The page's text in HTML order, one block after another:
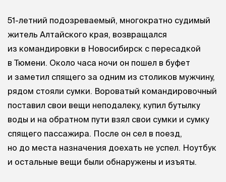
51-летний подозреваемый, многократно судимый
житель Алтайского края, возвращался
из командировки в Новосибирск с пересадкой
в Тюмени. Около часа ночи он пошел в буфет
и заметил спящего за одним из столиков мужчину,
рядом стояли сумки. Вороватый командировочный
поставил свои вещи неподалеку, купил бутылку
воды и на обратном пути взял свои сумки и сумку
спящего пассажира. После он сел в поезд,
но до места назначения доехать не успел. Ноутбук
и остальные вещи были обнаружены и изъяты.